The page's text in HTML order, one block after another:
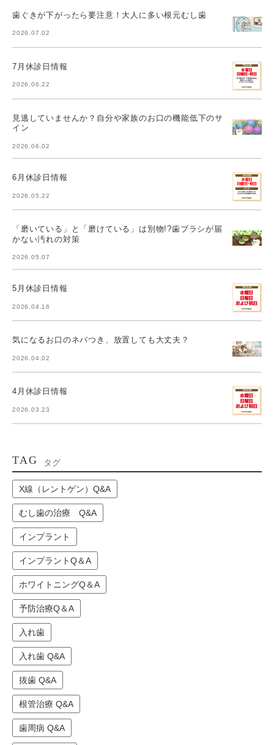
歯ぐきが下がったら要注意！大人に多い根元むし歯
2026.07.02
7月休診日情報
2026.06.22
見逃していませんか？自分や家族のお口の機能低下のサ
イン
2026.06.02
6月休診日情報
2026.05.22
「磨いている」と「磨けている」は別物!?歯ブラシが届
かない汚れの対策
2026.05.07
5月休診日情報
2026.04.16
気になるお口のネバつき、放置しても大丈夫？
2026.04.02
4月休診日情報
2026.03.23
TAG タグ
X線（レントゲン）Q&A
むし歯の治療 Q&A
インプラント
インプラントQ＆A
ホワイトニングQ＆A
予防治療Q＆A
入れ歯
入れ歯 Q&A
抜歯 Q&A
根管治療 Q&A
歯周病 Q&A